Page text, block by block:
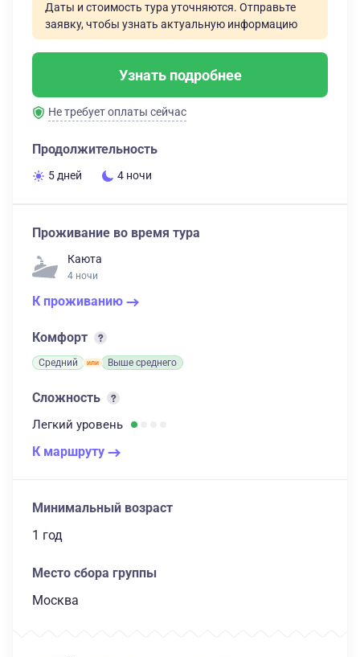
Даты и стоимость тура уточняются. Отправьте
заявку, чтобы узнать актуальную информацию
Узнать подробнее
Не требует оплаты сейчас
Продолжительность
5 дней 4 ночи
Проживание во время тура
Каюта
4 ночи
К проживанию
Комфорт
Средний Выше среднего
Сложность
Легкий уровень
К маршруту
Минимальный возраст
1 год
Место сбора группы
Москва